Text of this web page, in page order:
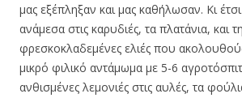
μας εξέπληξαν και μας καθήλωσαν. Κι
ανάμεσα στις καρυδιές, τα πλατάνια, και
φρεσκοκλαδεμένες ελιές που
μικρό φιλικό αντάμωμα με 5-6
ανθισμένες λεμονιές στις αυλές, τα